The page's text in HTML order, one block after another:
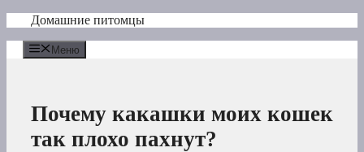
Перейти
содержимому
Домашние питомцы
Меню
Почему какашки моих кошек
так плохо пахнут?